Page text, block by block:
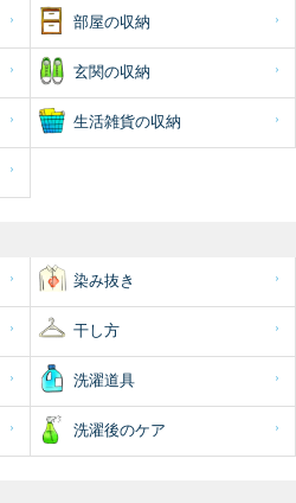
部屋の収納
玄関の収納
生活雑貨の収納
染み抜き
干し方
洗濯道具
洗濯後のケア